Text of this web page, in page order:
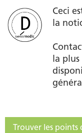
Ceci
la
la plus
Trouver les points